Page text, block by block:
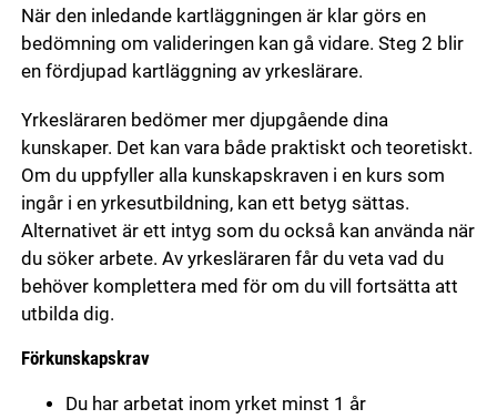
När den inledande kartläggningen är klar görs en
bedömning om valideringen kan gå vidare. Steg 2 blir
en fördjupad kartläggning av yrkeslärare.
Yrkesläraren bedömer mer djupgående dina
kunskaper. Det kan vara både praktiskt och teoretiskt.
Om du uppfyller alla kunskapskraven i en kurs som
ingår i en yrkesutbildning, kan ett betyg sättas.
Alternativet är ett intyg som du också kan använda när
du söker arbete. Av yrkesläraren får du veta vad du
behöver komplettera med för om du vill fortsätta att
utbilda dig.
Förkunskapskrav
Du har arbetat inom yrket minst 1 år